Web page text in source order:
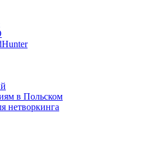
в Польском
нетворкинга